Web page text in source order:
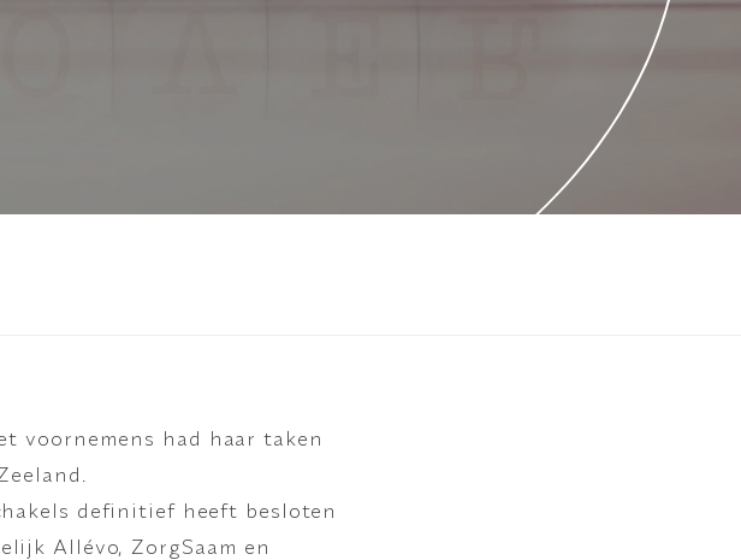
voornemens had haar taken
definitief heeft besloten
Allévo, ZorgSaam en